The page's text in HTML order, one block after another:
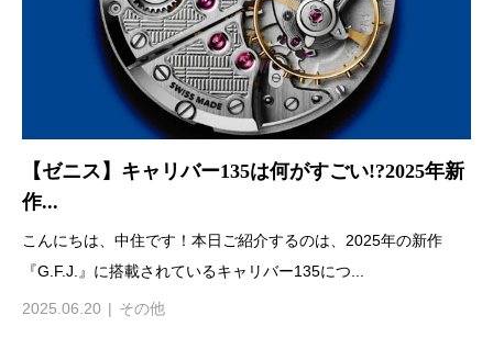
【ゼニス】キャリバー135は何がすごい!?2025年新
作...
こんにちは、中住です！本日ご紹介するのは、2025年の新作
『G.F.J.』に搭載されているキャリバー135につ...
2025.06.20 その他